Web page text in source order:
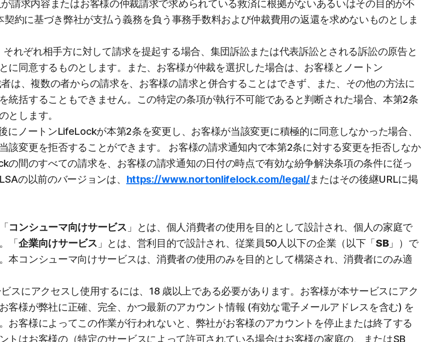
請求内容またはお客様の仲裁請求で求められている救済に根拠がないあるいはその目的が不
約に基づき弊社が支払う義務を負う事務手数料および仲裁費用の返還を求めないものとしま
れぞれ相手方に対して請求を提起する場合、集団訴訟または代表訴訟とされる訴訟の原告と
に同意するものとします。また、お客様が仲裁を選択した場合は、お客様とノートン
は、複数の者からの請求を、お客様の請求と併合することはできず、また、その他の方法に
統括することもできません。この特定の条項が執行不可能であると判断された場合、本第2条
とします。
にノートンLifeLockが本第2条を変更し、お客様が当該変更に積極的に同意しなかった場合、
該変更を拒否することができます。 お客様の請求通知内で本第2条に対する変更を拒否しなか
の間のすべての請求を、お客様の請求通知の日付の時点で有効な紛争解決条項の条件に従っ
の以前のバージョンは、 https://www.nortonlifelock.com/legal/またはその後継URLに掲
「コンシューマ向けサービス 」とは、個人消費者の使用を目的として設計され、個人の家庭で
「企業向けサービス 」とは、営利目的で設計され、従業員50人以下の企業（以下「SB」）で
本コンシューマ向けサービスは、消費者の使用のみを目的として構築され、消費者にのみ適
にアクセスし使用するには、18 歳以上である必要があります。お客様が本サービスにアク
客様が弊社に正確、完全、かつ最新のアカウント情報 (有効な電子メールアドレスを含む) を
お客様によってこの作業が行われないと、弊社がお客様のアカウントを停止または終了する
トはお客様の（特定のサービスによって許可されている場合はお客様の家庭の、またはSB